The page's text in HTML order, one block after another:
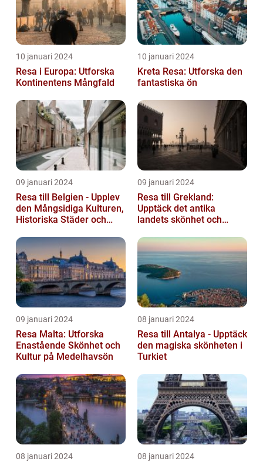
10 januari 2024
Resa i Europa: Utforska
Kontinentens Mångfald
10 januari 2024
Kreta Resa: Utforska den
fantastiska ön
09 januari 2024
Resa till Belgien - Upplev
den Mångsidiga Kulturen,
Historiska Städer och
09 januari 2024
Resa till Grekland:
Upptäck det antika
landets skönhet och
09 januari 2024
Resa Malta: Utforska
Enastående Skönhet och
Kultur på Medelhavsön
08 januari 2024
Resa till Antalya - Upptäck
den magiska skönheten i
Turkiet
08 januari 2024 08 januari 2024